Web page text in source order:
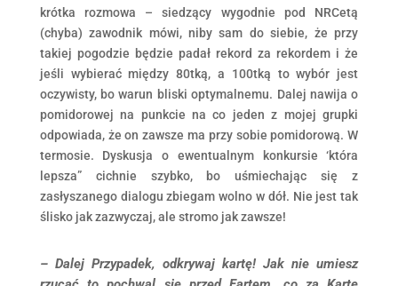
krótka rozmowa – siedzący wygodnie pod NRCetą
(chyba) zawodnik mówi, niby sam do siebie, że przy
takiej pogodzie będzie padał rekord za rekordem i że
jeśli wybierać między 80tką, a 100tką to wybór jest
oczywisty, bo warun bliski optymalnemu. Dalej nawija o
pomidorowej na punkcie na co jeden z mojej grupki
odpowiada, że on zawsze ma przy sobie pomidorową. W
termosie. Dyskusja o ewentualnym konkursie ‘która
lepsza” cichnie szybko, bo uśmiechając się z
zasłyszanego dialogu zbiegam wolno w dół. Nie jest tak
ślisko jak zazwyczaj, ale stromo jak zawsze!
– Dalej Przypadek, odkrywaj kartę! Jak nie umiesz